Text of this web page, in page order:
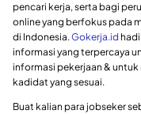
pencari kerja, serta bagi
online yang berfokus pada
di Indonesia.Gokerja.id
informasi yang terpercaya
informasi pekerjaan &
kadidat yang sesuai.
Buat kalian para jobseker